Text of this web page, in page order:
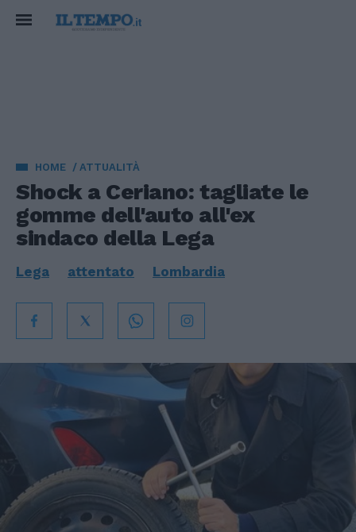
HOME ATTUALITÀ
Shock a Ceriano: tagliate le
gomme dell'auto all'ex
sindaco della Lega
Lega attentato Lombardia